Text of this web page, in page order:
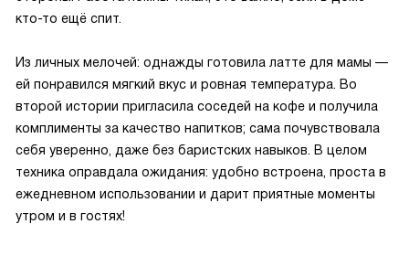
кто-то ещё спит.
Из личных мелочей: однажды готовила латте для мамы —
ей понравился мягкий вкус и ровная температура. Во
второй истории пригласила соседей на кофе и получила
комплименты за качество напитков; сама почувствовала
себя уверенно, даже без баристских навыков. В целом
техника оправдала ожидания: удобно встроена, проста в
ежедневном использовании и дарит приятные моменты
утром и в гостях!